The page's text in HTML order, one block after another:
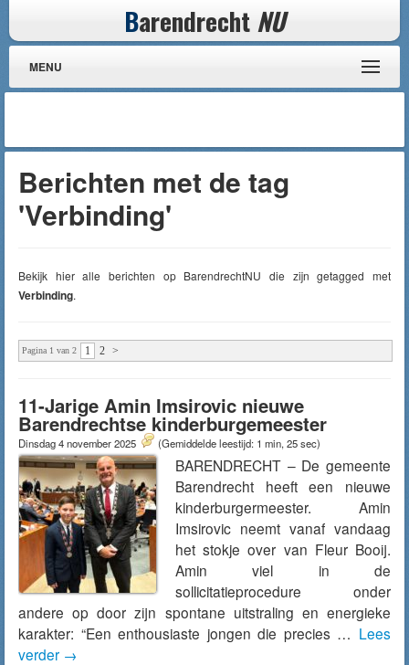
Barendrecht NU
MENU
Berichten met de tag
'Verbinding'
Bekijk hier alle berichten op BarendrechtNU die zijn getagged met
Verbinding.
Pagina 1 van 2 1 2 >
11-Jarige Amin Imsirovic nieuwe
Barendrechtse kinderburgemeester
Dinsdag 4 november 2025 (Gemiddelde leestijd: 1 min, 25 sec)
BARENDRECHT – De gemeente
Barendrecht heeft een nieuwe
kinderburgermeester. Amin
Imsirovic neemt vanaf vandaag
het stokje over van Fleur Booij.
Amin viel in de
sollicitatieprocedure onder
andere op door zijn spontane uitstraling en energieke
karakter: “Een enthousiaste jongen die precies … Lees
verder →